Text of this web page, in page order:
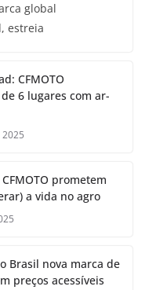
global
estreia
CFMOTO
6 lugares com ar-
prometem
a vida no agro
Brasil nova marca de
preços acessíveis